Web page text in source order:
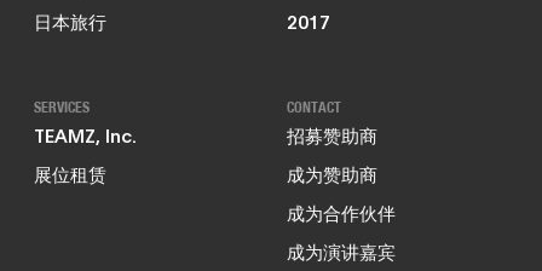
日本旅行
2017
SERVICES
TEAMZ, Inc.
展位租赁
CONTACT
招募赞助商
成为赞助商
成为合作伙伴
成为演讲嘉宾